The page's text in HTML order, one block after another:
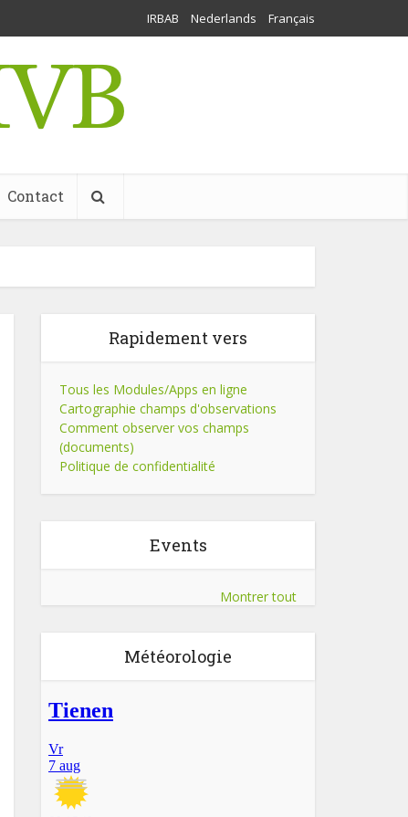
IRBAB Nederlands Français
Contact
Rapidement vers
Tous les Modules/Apps en ligne
Cartographie champs d'observations
Comment observer vos champs
(documents)
Politique de confidentialité
Events
Montrer tout
Météorologie